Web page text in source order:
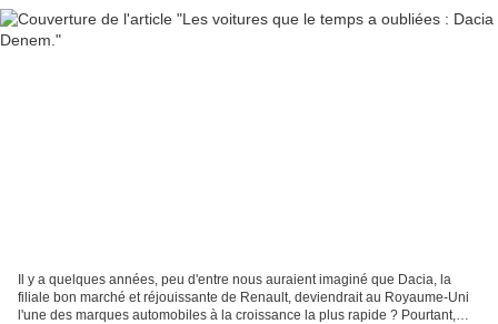
Il y a quelques années, peu d'entre nous auraient imaginé que Dacia, la
filiale bon marché et réjouissante de Renault, deviendrait au Royaume-Uni
l'une des marques automobiles à la croissance la plus rapide ? Pourtant,